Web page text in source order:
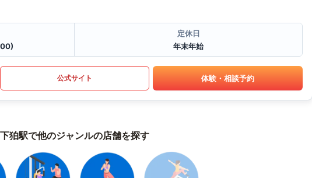
定休日
年末年始
公式サイト 体験・相談予約
下狛駅で他のジャンルの店舗を探す